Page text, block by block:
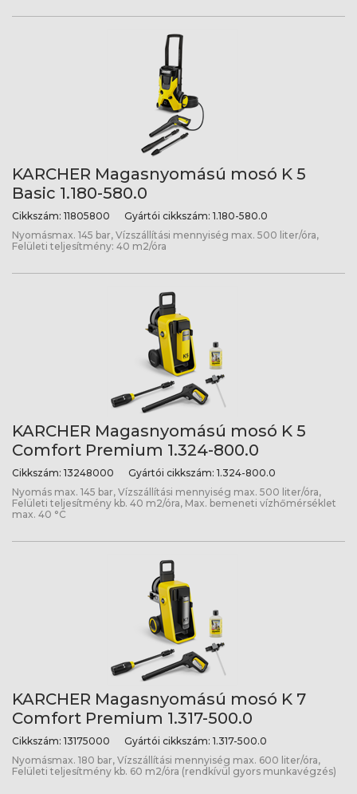
KARCHER Magasnyomású mosó K 5
Basic 1.180-580.0
Cikkszám: 11805800 Gyártói cikkszám: 1.180-580.0
Nyomásmax. 145 bar, Vízszállítási mennyiség max. 500 liter/óra,
Felületi teljesítmény: 40 m2/óra
KARCHER Magasnyomású mosó K 5
Comfort Premium 1.324-800.0
Cikkszám: 13248000 Gyártói cikkszám: 1.324-800.0
Nyomás max. 145 bar, Vízszállítási mennyiség max. 500 liter/óra,
Felületi teljesítmény kb. 40 m2/óra, Max. bemeneti vízhőmérséklet
max. 40 °C
KARCHER Magasnyomású mosó K 7
Comfort Premium 1.317-500.0
Cikkszám: 13175000 Gyártói cikkszám: 1.317-500.0
Nyomásmax. 180 bar, Vízszállítási mennyiség max. 600 liter/óra,
Felületi teljesítmény kb. 60 m2/óra (rendkívül gyors munkavégzés)